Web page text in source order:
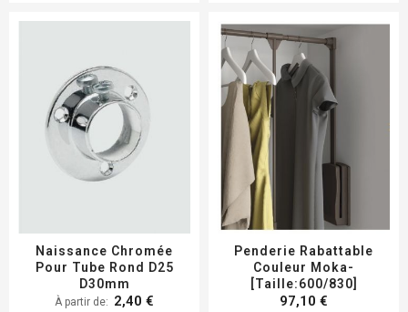
Naissance Chromée
Pour Tube Rond D25
D30mm
À partir de 2,40 €
Penderie Rabattable
Couleur Moka-
[Taille:600/830]
97,10 €